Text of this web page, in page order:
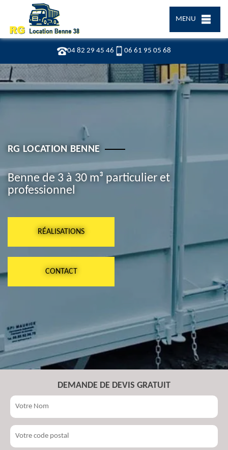
04 82 29 45 46 06 61 95 05 68
MENU
RG LOCATION BENNE
Benne de 3 à 30 m³ particulier et
professionnel
RÉALISATIONS
CONTACT
DEMANDE DE DEVIS GRATUIT